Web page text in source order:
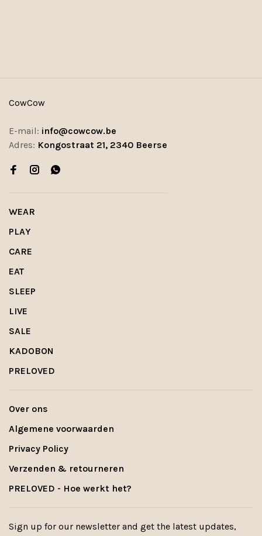
CowCow
E-mail: info@cowcow.be
Adres: Kongostraat 21, 2340 Beerse
WEAR
PLAY
CARE
EAT
SLEEP
LIVE
SALE
KADOBON
PRELOVED
Over ons
Algemene voorwaarden
Privacy Policy
Verzenden & retourneren
PRELOVED - Hoe werkt het?
Sign up for our newsletter and get the latest updates,